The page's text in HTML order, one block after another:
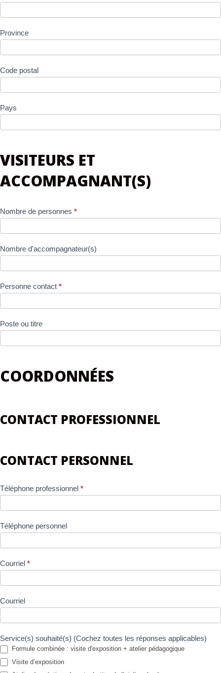
Province
Code postal
Pays
VISITEURS ET
ACCOMPAGNANT(S)
Nombre de personnes *
Nombre d'accompagnateur(s)
Personne contact *
Poste ou titre
COORDONNÉES
CONTACT PROFESSIONNEL
CONTACT PERSONNEL
Téléphone professionnel *
Téléphone personnel
Courriel *
Courriel
Service(s) souhaité(s) (Cochez toutes les réponses applicables)
Formule combinée : visite d'exposition + atelier pédagogique
Visite d’exposition